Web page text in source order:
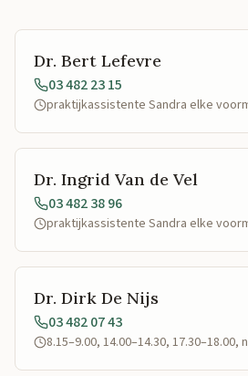
Dr. Bert Lefevre
03 482 23 15
praktijkassistente Sandra elke
Dr. Ingrid Van de Vel
03 482 38 96
praktijkassistente Sandra elke
Dr. Dirk De Nijs
03 482 07 43
8.15–9.00, 14.00–14.30,